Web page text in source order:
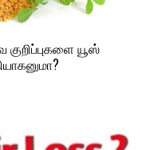
யூஸ்